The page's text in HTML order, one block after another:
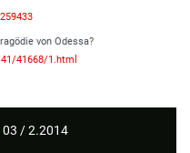
von Odessa?
41668/1.html
/ 2.2014